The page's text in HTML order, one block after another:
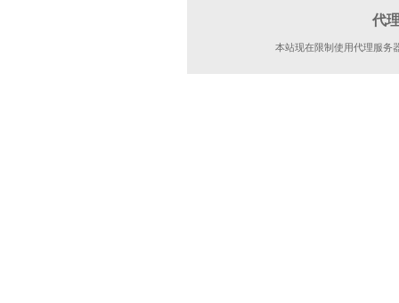
代
本站现在限制使用代理服务